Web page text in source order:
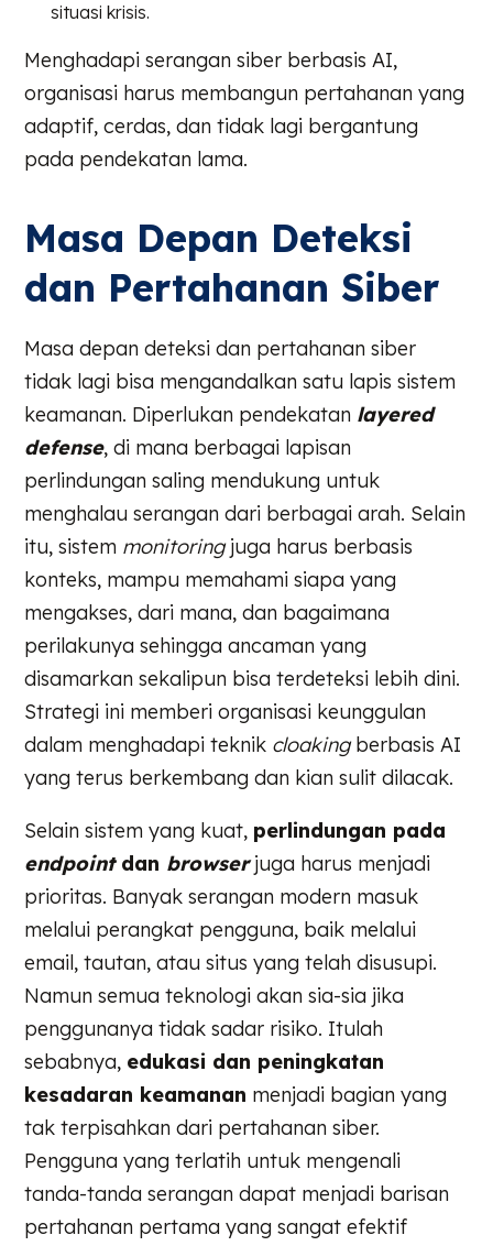
situasi krisis.
Menghadapi serangan siber berbasis AI,
organisasi harus membangun pertahanan yang
adaptif, cerdas, dan tidak lagi bergantung
pada pendekatan lama.
Masa Depan Deteksi
dan Pertahanan Siber
Masa depan deteksi dan pertahanan siber
tidak lagi bisa mengandalkan satu lapis sistem
keamanan. Diperlukan pendekatan layered
defense, di mana berbagai lapisan
perlindungan saling mendukung untuk
menghalau serangan dari berbagai arah. Selain
itu, sistem monitoringjuga harus berbasis
konteks, mampu memahami siapa yang
mengakses, dari mana, dan bagaimana
perilakunya sehingga ancaman yang
disamarkan sekalipun bisa terdeteksi lebih dini.
Strategi ini memberi organisasi keunggulan
dalam menghadapi teknik cloakingberbasis AI
yang terus berkembang dan kian sulit dilacak.
Selain sistem yang kuat, perlindungan pada
endpoint dan browserjuga harus menjadi
prioritas. Banyak serangan modern masuk
melalui perangkat pengguna, baik melalui
email, tautan, atau situs yang telah disusupi.
Namun semua teknologi akan sia-sia jika
penggunanya tidak sadar risiko. Itulah
sebabnya, edukasi dan peningkatan
kesadaran keamanan menjadi bagian yang
tak terpisahkan dari pertahanan siber.
Pengguna yang terlatih untuk mengenali
tanda-tanda serangan dapat menjadi barisan
pertahanan pertama yang sangat efektif